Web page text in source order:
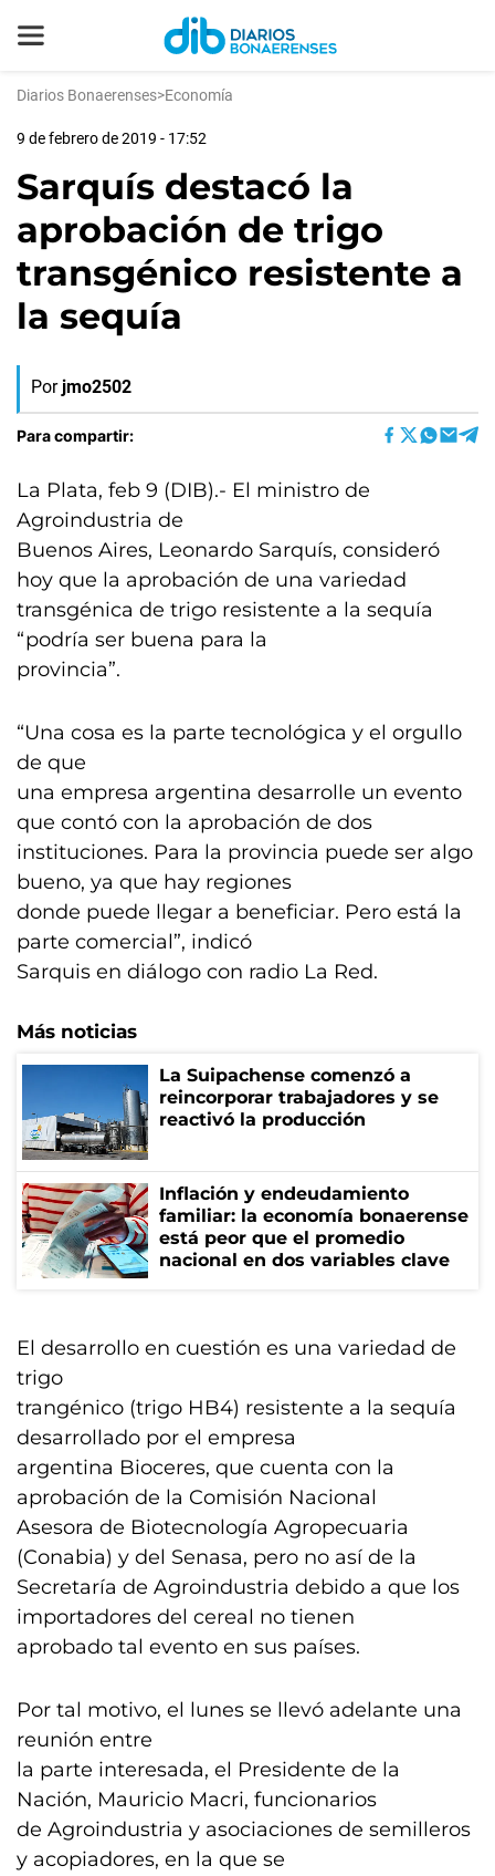
Diarios Bonaerenses>Economía
9 de febrero de 2019 - 17:52
Sarquís destacó la
aprobación de trigo
transgénico resistente a
la sequía
Por jmo2502
Para compartir:
La Plata, feb 9 (DIB).- El ministro de
Agroindustria de
Buenos Aires, Leonardo Sarquís, consideró
hoy que la aprobación de una variedad
transgénica de trigo resistente a la sequía
“podría ser buena para la
provincia”.
“Una cosa es la parte tecnológica y el orgullo
de que
una empresa argentina desarrolle un evento
que contó con la aprobación de dos
instituciones. Para la provincia puede ser algo
bueno, ya que hay regiones
donde puede llegar a beneficiar. Pero está la
parte comercial”, indicó
Sarquis en diálogo con radio La Red.
Más noticias
La Suipachense comenzó a
reincorporar trabajadores y se
reactivó la producción
Inflación y endeudamiento
familiar: la economía bonaerense
está peor que el promedio
nacional en dos variables clave
El desarrollo en cuestión es una variedad de
trigo
trangénico (trigo HB4) resistente a la sequía
desarrollado por el empresa
argentina Bioceres, que cuenta con la
aprobación de la Comisión Nacional
Asesora de Biotecnología Agropecuaria
(Conabia) y del Senasa, pero no así de la
Secretaría de Agroindustria debido a que los
importadores del cereal no tienen
aprobado tal evento en sus países.
Por tal motivo, el lunes se llevó adelante una
reunión entre
la parte interesada, el Presidente de la
Nación, Mauricio Macri, funcionarios
de Agroindustria y asociaciones de semilleros
y acopiadores, en la que se